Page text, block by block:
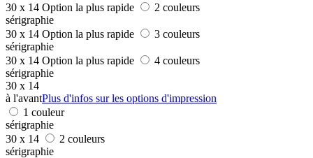
30 x 14 Option la plus rapide
2 couleurs
sérigraphie
30 x 14 Option la plus rapide
3 couleurs
sérigraphie
30 x 14 Option la plus rapide
4 couleurs
sérigraphie
30 x 14
à l'avantPlus d'infos sur les options d'impression
1 couleur
sérigraphie
30 x 14
2 couleurs
sérigraphie